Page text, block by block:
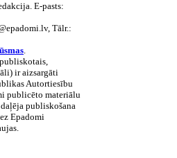
E-pasts:
Tālr.:
.
ir aizsargāti
Autortiesību
publicēto materiālu
publiskošana
Epadomi